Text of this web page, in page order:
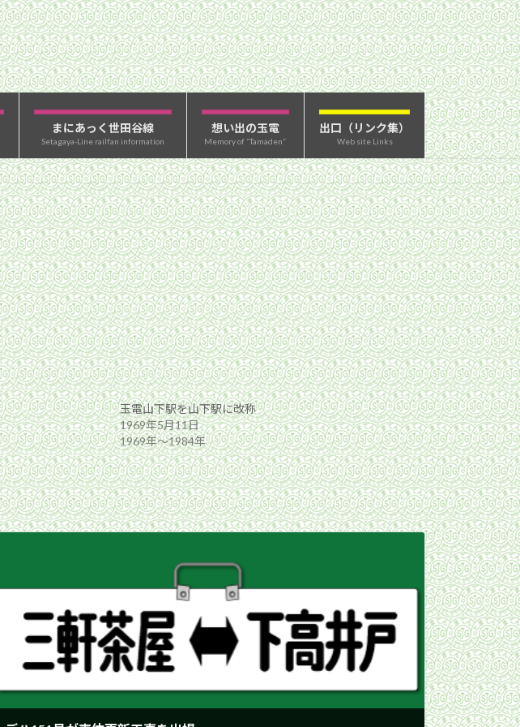
まにあっく世田谷線
Setagaya-Line railfan information
想い出の玉電
Memory of “Tamaden”
出口（リンク集）
Web site Links
玉電山下駅を山下駅に改称
1969年5月11日
1969年〜1984年